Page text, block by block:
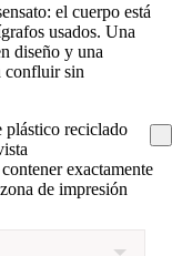
el cuerpo está
usados. Una
diseño y una
confluir sin
plástico reciclado
exactamente
de impresión